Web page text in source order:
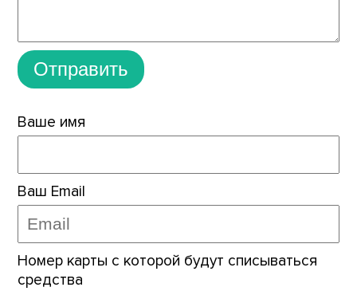
Отправить
Ваше имя
Ваш Email
Номер карты с которой будут списываться
средства